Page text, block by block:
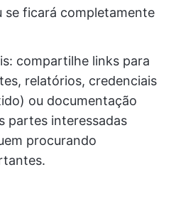
se ficará completamente
compartilhe links para
relatórios, credenciais
ou documentação
partes interessadas
procurando